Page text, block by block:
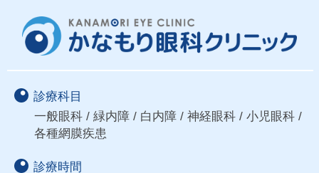
診療科目
一般眼科 / 緑内障 / 白内障 / 神経眼科 / 小児眼科 /
各種網膜疾患
診療時間